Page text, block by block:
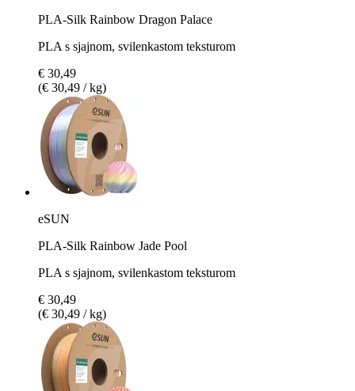
PLA-Silk Rainbow Dragon Palace
PLA s sjajnom, svilenkastom teksturom
€ 30,49
(€ 30,49 / kg)
eSUN
PLA-Silk Rainbow Jade Pool
PLA s sjajnom, svilenkastom teksturom
€ 30,49
(€ 30,49 / kg)